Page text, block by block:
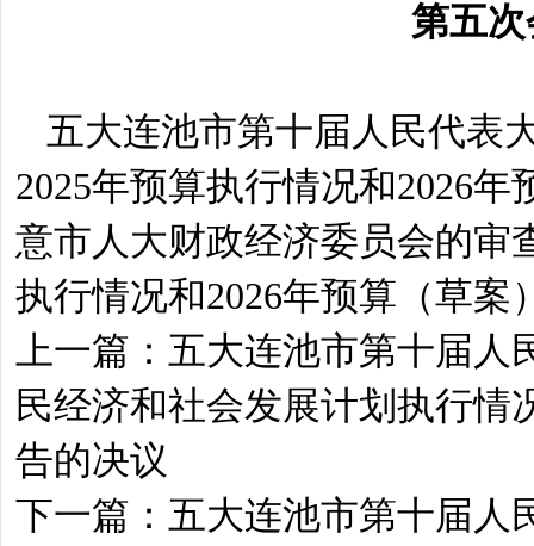
第五
五大连池市第十届人民代表
2025年预算执行情况和2026年
意市人大财政经济委员会的审
执行情况和2026年预算（草案
上一篇： 五大连池市第十届人
民经济和社会发展计划执行情
告的决议
下一篇： 五大连池市第十届人